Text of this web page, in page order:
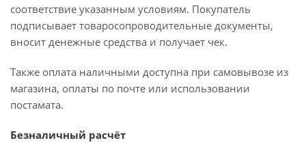
соответствие указанным условиям. Покупатель
подписывает товаросопроводительные документы,
вносит денежные средства и получает чек.
Также оплата наличными доступна при самовывозе из
магазина, оплаты по почте или использовании
постамата.
Безналичный расчёт